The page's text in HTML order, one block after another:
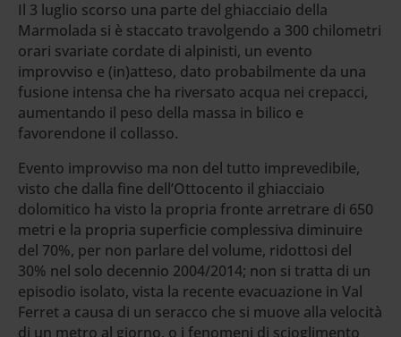
Il 3 luglio scorso una parte del ghiacciaio della
Marmolada si è staccato travolgendo a 300 chilometri
orari svariate cordate di alpinisti, un evento
improvviso e (in)atteso, dato probabilmente da una
fusione intensa che ha riversato acqua nei crepacci,
aumentando il peso della massa in bilico e
favorendone il collasso.
Evento improvviso ma non del tutto imprevedibile,
visto che dalla fine dell’Ottocento il ghiacciaio
dolomitico ha visto la propria fronte arretrare di 650
metri e la propria superficie complessiva diminuire
del 70%, per non parlare del volume, ridottosi del
30% nel solo decennio 2004/2014; non si tratta di un
episodio isolato, vista la recente evacuazione in Val
Ferret a causa di un seracco che si muove alla velocità
di un metro al giorno, o i fenomeni di scioglimento